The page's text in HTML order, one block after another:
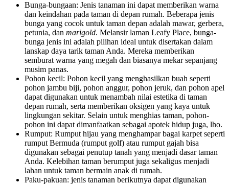
Bunga-bungaan: Jenis tanaman ini dapat memberikan warna
dan keindahan pada taman di depan rumah. Beberapa jenis
bunga yang cocok untuk taman depan adalah mawar, gerbera,
petunia, dan marigold. Melansir laman Leafy Place, bunga-
bunga jenis ini adalah pilihan ideal untuk disertakan dalam
lanskap daya tarik taman Anda. Mereka memberikan
semburat warna yang megah dan biasanya mekar sepanjang
musim panas.
Pohon kecil: Pohon kecil yang menghasilkan buah seperti
pohon jambu biji, pohon anggur, pohon jeruk, dan pohon apel
dapat digunakan untuk menambah nilai estetika di taman
depan rumah, serta memberikan oksigen yang kaya untuk
lingkungan sekitar. Selain untuk menghias taman, pohon-
pohon ini dapat dimanfaatkan sebagai apotek hidup juga, lho.
Rumput: Rumput hijau yang menghampar bagai karpet seperti
rumput Bermuda (rumput golf) atau rumput gajah bisa
digunakan sebagai penutup tanah yang menjadi dasar taman
Anda. Kelebihan taman berumput juga sekaligus menjadi
lahan untuk taman bermain anak di rumah.
Paku-pakuan: jenis tanaman berikutnya dapat digunakan